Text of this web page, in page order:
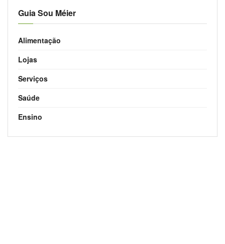
Guia Sou Méier
Alimentação
Lojas
Serviços
Saúde
Ensino